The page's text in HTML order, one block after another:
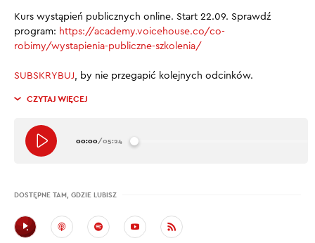
Kurs wystąpień publicznych online. Start 22.09. Sprawdź
program: https://academy.voicehouse.co/co-
robimy/wystapienia-publiczne-szkolenia/
SUBSKRYBUJ, by nie przegapić kolejnych odcinków.
CZYTAJ WIĘCEJ
00:00/05:24
DOSTĘPNE TAM, GDZIE LUBISZ